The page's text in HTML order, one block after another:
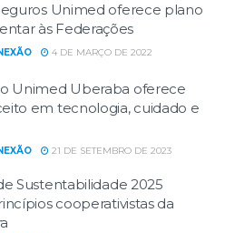
Unimed oferece plano
às Federações
4 DE MARÇO DE 2022
Unimed Uberaba oferece
em tecnologia, cuidado e
21 DE SETEMBRO DE 2023
Sustentabilidade 2025
cooperativistas da